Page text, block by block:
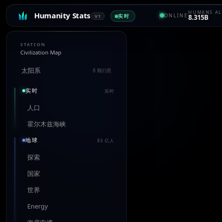
Humanity Stats V1 实时 ONLINE HUMANS
8.315B
STATION
Civilization Map
太阳系 8 颗行星
实时 实时
人口
霍尔木兹海峡
地球 83 亿人
探索
国家
世界
Energy